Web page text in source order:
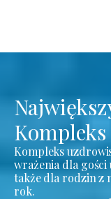
Kompleks
Kompleks
wrażenia dla
także dla rodzin z
rok.